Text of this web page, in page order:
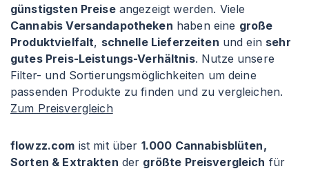
günstigsten Preiseangezeigt werden. Viele
Cannabis Versandapotheken haben eine große
Produktvielfalt, schnelle Lieferzeiten und ein sehr
gutes Preis-Leistungs-Verhältnis. Nutze unsere
Filter- und Sortierungsmöglichkeiten um deine
passenden Produkte zu finden und zu vergleichen.
Zum Preisvergleich
flowzz.com ist mit über 1.000 Cannabisblüten,
Sorten & Extrakten der größte Preisvergleich für